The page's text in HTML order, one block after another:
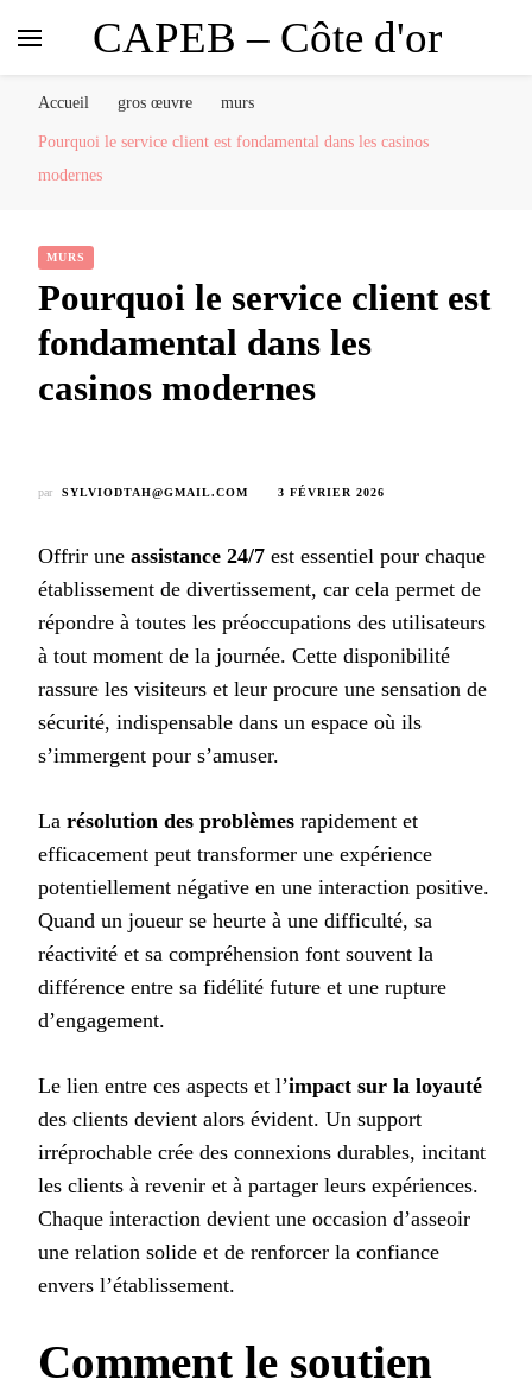
CAPEB – Côte d'or
Accueil gros œuvre murs
Pourquoi le service client est fondamental dans les casinos
modernes
MURS
Pourquoi le service client est
fondamental dans les
casinos modernes
par SYLVIODTAH@GMAIL.COM 3 FÉVRIER 2026
Offrir une assistance 24/7 est essentiel pour chaque
établissement de divertissement, car cela permet de
répondre à toutes les préoccupations des utilisateurs
à tout moment de la journée. Cette disponibilité
rassure les visiteurs et leur procure une sensation de
sécurité, indispensable dans un espace où ils
s’immergent pour s’amuser.
La résolution des problèmes rapidement et
efficacement peut transformer une expérience
potentiellement négative en une interaction positive.
Quand un joueur se heurte à une difficulté, sa
réactivité et sa compréhension font souvent la
différence entre sa fidélité future et une rupture
d’engagement.
Le lien entre ces aspects et l’impact sur la loyauté
des clients devient alors évident. Un support
irréprochable crée des connexions durables, incitant
les clients à revenir et à partager leurs expériences.
Chaque interaction devient une occasion d’asseoir
une relation solide et de renforcer la confiance
envers l’établissement.
Comment le soutien